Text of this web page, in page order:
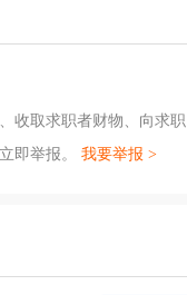
收取求职者财物、向求职
即举报。 我要举报 >